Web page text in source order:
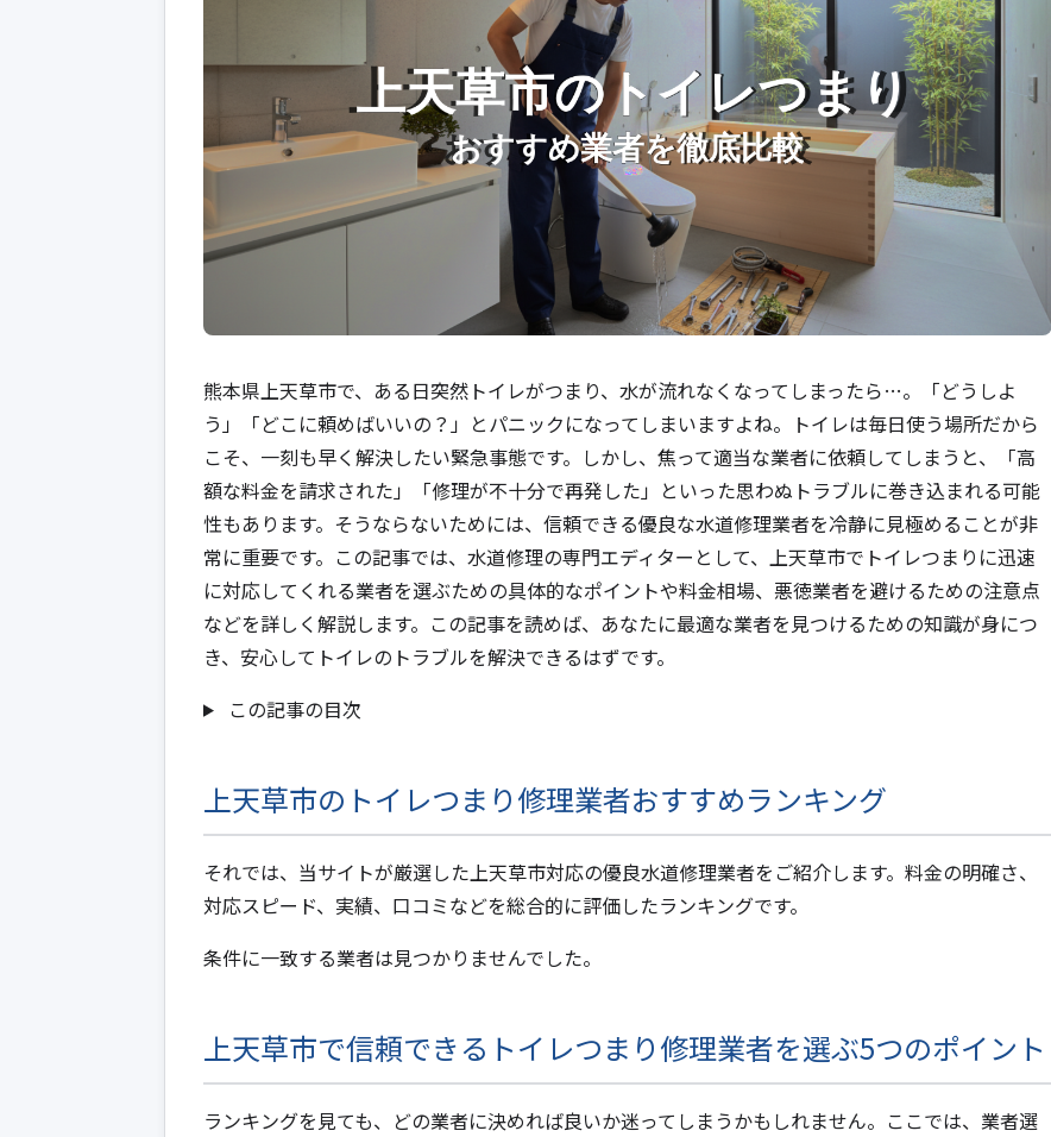
熊本県上天草市で、ある日突然トイレがつまり、水が流れなくなってしまったら…。「どうしよ
う」「どこに頼めばいいの？」とパニックになってしまいますよね。トイレは毎日使う場所だから
こそ、一刻も早く解決したい緊急事態です。しかし、焦って適当な業者に依頼してしまうと、「高
額な料金を請求された」「修理が不十分で再発した」といった思わぬトラブルに巻き込まれる可能
性もあります。そうならないためには、信頼できる優良な水道修理業者を冷静に見極めることが非
常に重要です。この記事では、水道修理の専門エディターとして、上天草市でトイレつまりに迅速
に対応してくれる業者を選ぶための具体的なポイントや料金相場、悪徳業者を避けるための注意点
などを詳しく解説します。この記事を読めば、あなたに最適な業者を見つけるための知識が身につ
き、安心してトイレのトラブルを解決できるはずです。
この記事の目次
上天草市のトイレつまり修理業者おすすめランキング
それでは、当サイトが厳選した上天草市対応の優良水道修理業者をご紹介します。料金の明確さ、
対応スピード、実績、口コミなどを総合的に評価したランキングです。
条件に一致する業者は見つかりませんでした。
上天草市で信頼できるトイレつまり修理業者を選ぶ5つのポイント
ランキングを見ても、どの業者に決めれば良いか迷ってしまうかもしれません。ここでは、業者選